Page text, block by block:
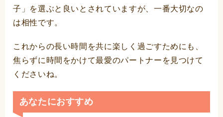
子」を選ぶと良いとされていますが、一番大切なの
は相性です。
これからの長い時間を共に楽しく過ごすためにも、
焦らずに時間をかけて最愛のパートナーを見つけて
くださいね。
あなたにおすすめ